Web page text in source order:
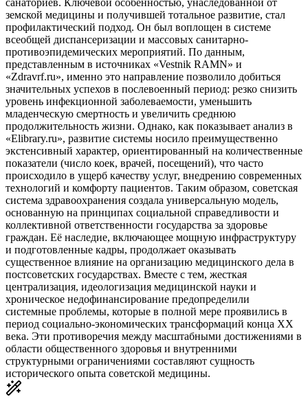
санаториев. Ключевой особенностью, унаследованной от
земской медицины и получившей тотальное развитие, стал
профилактический подход. Он был воплощен в системе
всеобщей диспансеризации и массовых санитарно-
противоэпидемических мероприятий. По данным,
представленным в источниках «Vestnik RAMN» и
«Zdravrf.ru», именно это направление позволило добиться
значительных успехов в послевоенный период: резко снизить
уровень инфекционной заболеваемости, уменьшить
младенческую смертность и увеличить среднюю
продолжительность жизни. Однако, как показывает анализ в
«Elibrary.ru», развитие системы носило преимущественно
экстенсивный характер, ориентированный на количественные
показатели (число коек, врачей, посещений), что часто
происходило в ущерб качеству услуг, внедрению современных
технологий и комфорту пациентов. Таким образом, советская
система здравоохранения создала универсальную модель,
основанную на принципах социальной справедливости и
коллективной ответственности государства за здоровье
граждан. Её наследие, включающее мощную инфраструктуру
и подготовленные кадры, продолжает оказывать
существенное влияние на организацию медицинского дела в
постсоветских государствах. Вместе с тем, жесткая
централизация, идеологизация медицинской науки и
хроническое недофинансирование предопределили
системные проблемы, которые в полной мере проявились в
период социально-экономических трансформаций конца XX
века. Эти противоречия между масштабными достижениями в
области общественного здоровья и внутренними
структурными ограничениями составляют сущность
исторического опыта советской медицины.